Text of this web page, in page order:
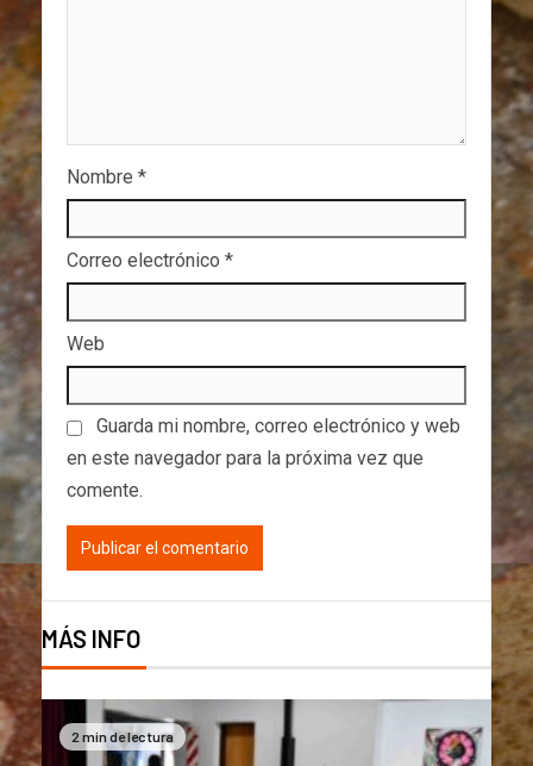
Nombre *
Correo electrónico *
Web
Guarda mi nombre, correo electrónico y web
en este navegador para la próxima vez que
comente.
MÁS INFO
2 min de lectura